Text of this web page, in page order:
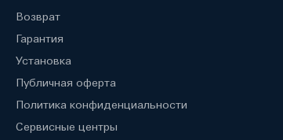
Возврат
Гарантия
Установка
Публичная оферта
Политика конфиденциальности
Сервисные центры